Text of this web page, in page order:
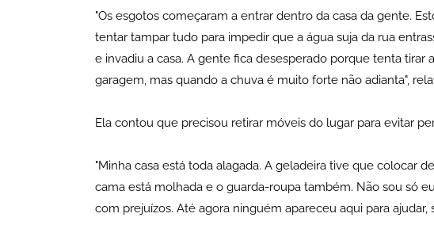
"Os esgotos começaram a entrar dentro da casa da gente.
tentar tampar tudo para impedir que a água suja da rua
e invadiu a casa. A gente fica desesperado porque tenta tirar
garagem, mas quando a chuva é muito forte não adianta",
Ela contou que precisou retirar móveis do lugar para evitar
"Minha casa está toda alagada. A geladeira tive que colocar
cama está molhada e o guarda-roupa também. Não sou só
com prejuízos. Até agora ninguém apareceu aqui para ajudar,